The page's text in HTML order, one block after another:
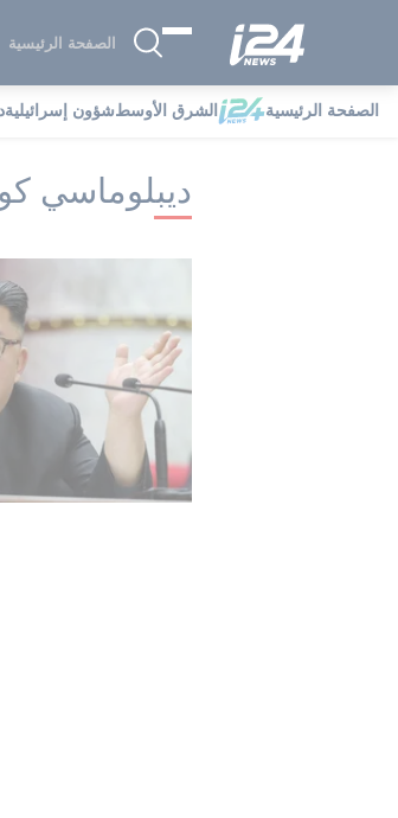
الصفحة الرئيسية
الصفحة الرئيسية الشرق الأوسطشؤون إسرائيلية i24NEWS i24NEWS فهرس علامات
ديبلوماسي